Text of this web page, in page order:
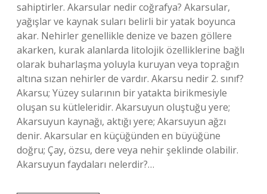
sahiptirler. Akarsular nedir coğrafya? Akarsular,
yağışlar ve kaynak suları belirli bir yatak boyunca
akar. Nehirler genellikle denize ve bazen göllere
akarken, kurak alanlarda litolojik özelliklerine bağlı
olarak buharlaşma yoluyla kuruyan veya toprağın
altına sızan nehirler de vardır. Akarsu nedir 2. sınıf?
Akarsu; Yüzey sularının bir yatakta birikmesiyle
oluşan su kütleleridir. Akarsuyun oluştuğu yere;
Akarsuyun kaynağı, aktığı yere; Akarsuyun ağzı
denir. Akarsular en küçüğünden en büyüğüne
doğru; Çay, özsu, dere veya nehir şeklinde olabilir.
Akarsuyun faydaları nelerdir?…